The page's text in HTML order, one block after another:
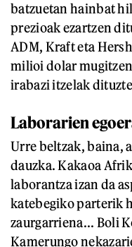
batzuetan hainbat
prezioak ezartzen
ADM, Kraft eta
milioi dolar
irabazi itzelak
Laborarien
Urre beltzak, baina,
dauzka. Kakaoa
laborantza izan da
katebegiko parterik
zaurgarriena... Boli
Kamerungo